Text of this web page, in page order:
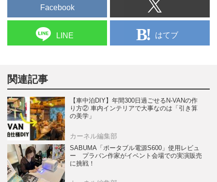
Facebook
LINE はてブ
関連記事
【車中泊DIY】年間300日過ごせるN-VANの作
り方② 車内インテリアで大事なのは「引き算
の美学」
カーネル編集部
SABUMA「ポータブル電源S600」使用レビュ
ー プラバン作家がイベント会場での実演販売
に挑戦！